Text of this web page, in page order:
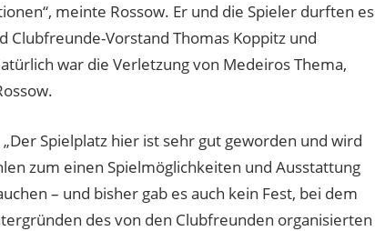
meinte Rossow. Er und die Spieler durften es
Vorstand Thomas Koppitz und
war die Verletzung von Medeiros Thema,
Spielplatz hier ist sehr gut geworden und wird
zum einen Spielmöglichkeiten und Ausstattung
– und bisher gab es auch kein Fest, bei dem
des von den Clubfreunden organisierten